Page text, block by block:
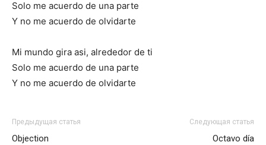
Solo me acuerdo de una parte
Y no me acuerdo de olvidarte
Mi mundo gira asi, alrededor de ti
Solo me acuerdo de una parte
Y no me acuerdo de olvidarte
Предыдущая статья
Objection
Следующая статья
Octavo día